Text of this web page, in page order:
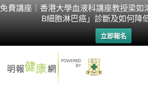
免費講座｜香港大學血液科講座教授梁如
B細胞淋巴癌」診斷及如何降
立即報名
Skip